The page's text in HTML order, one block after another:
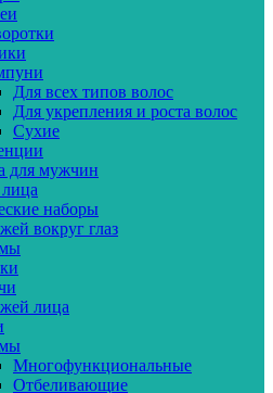
Для всех типов волос
Для укрепления и роста волос
Сухие
для мужчин
наборы
вокруг глаз
лица
Многофункциональные
Отбеливающие